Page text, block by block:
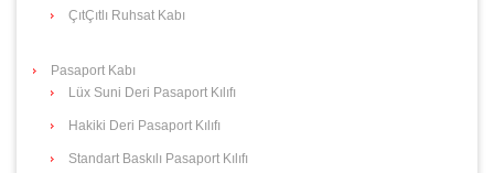
ÇıtÇıtlı Ruhsat Kabı
Pasaport Kabı
Lüx Suni Deri Pasaport Kılıfı
Hakiki Deri Pasaport Kılıfı
Standart Baskılı Pasaport Kılıfı